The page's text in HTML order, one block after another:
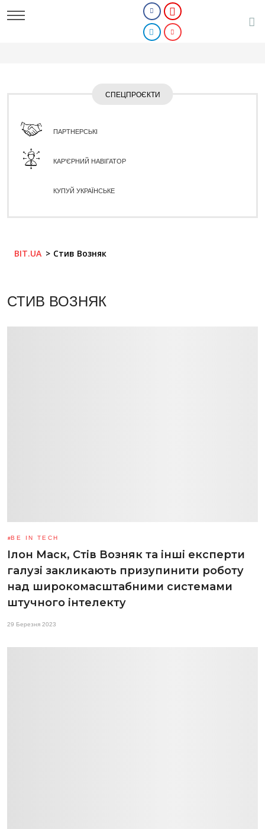
СПЕЦПРОЄКТИ
ПАРТНЕРСЬКІ
КАР'ЄРНИЙ НАВІГАТОР
КУПУЙ УКРАЇНСЬКЕ
BIT.UA Стив Возняк
СТИВ ВОЗНЯК
BE IN TECH
Ілон Маск, Стів Возняк та інші експерти
галузі закликають призупинити роботу
над широкомасштабними системами
штучного інтелекту
29 Березня 2023